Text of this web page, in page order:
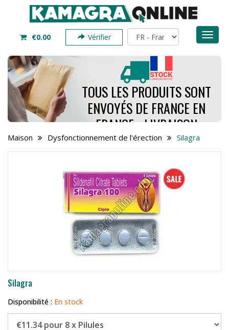
€0.00 Vérifier
TOUS LES PRODUITS SONT
ENVOYÉS DE FRANCE EN
FRANCE - LIVRAISON
PREND SEULEMENT 4 À 7
MAINTENANT
Maison Dysfonctionnement de l'érection Silagra
Silagra
Disponibilité : En stock